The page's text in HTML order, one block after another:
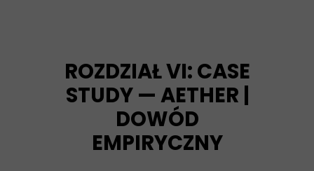
ROZDZIAŁ VI: CASE
STUDY — AETHER |
DOWÓD
EMPIRYCZNY